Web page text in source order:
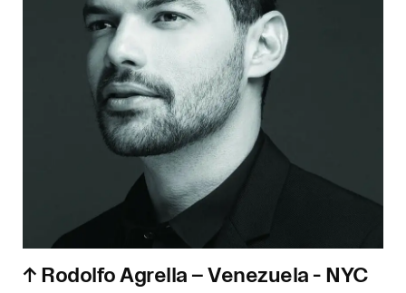
↑ Rodolfo Agrella – Venezuela - NYC